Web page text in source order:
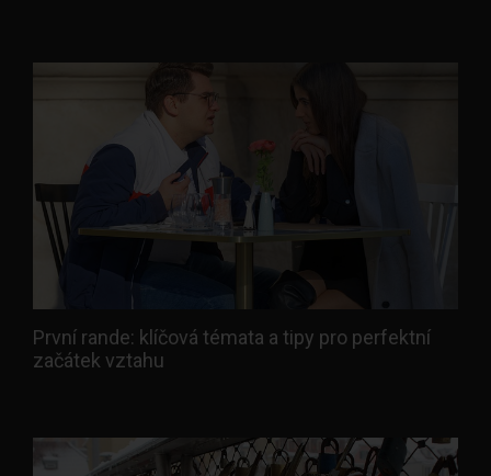
První rande: klíčová témata a tipy pro perfektní
začátek vztahu